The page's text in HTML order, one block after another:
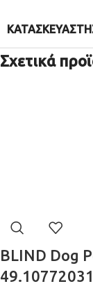
Σχετικά
BLIND Dog